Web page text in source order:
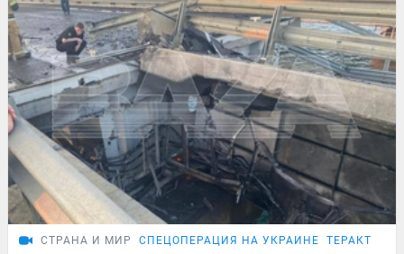
СТРАНА И МИР СПЕЦОПЕРАЦИЯ НА УКРАИНЕ ТЕРАКТ НА